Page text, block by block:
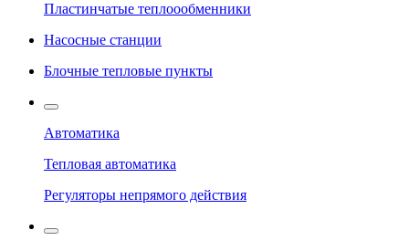
Пластинчатые теплоообменники
Насосные станции
Блочные тепловые пункты
Автоматика
Тепловая автоматика
Регуляторы непрямого действия